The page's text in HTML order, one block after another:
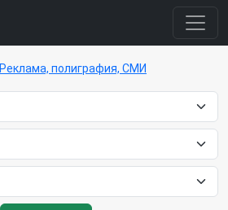
Реклама, полиграфия, СМИ